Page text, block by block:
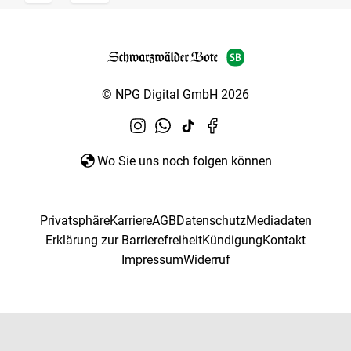
© NPG Digital GmbH 2026
Wo Sie uns noch folgen können
PrivatsphäreKarriereAGBDatenschutzMediadaten
Erklärung zur BarrierefreiheitKündigungKontakt
ImpressumWiderruf